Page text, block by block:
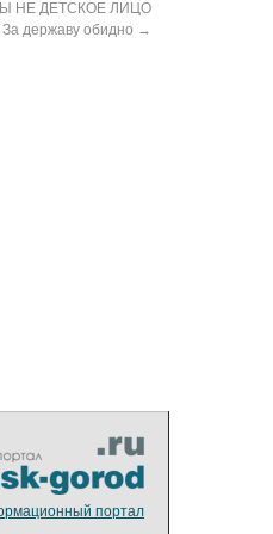
НЕ ДЕТСКОЕ ЛИЦО
За державу обидно →
портал